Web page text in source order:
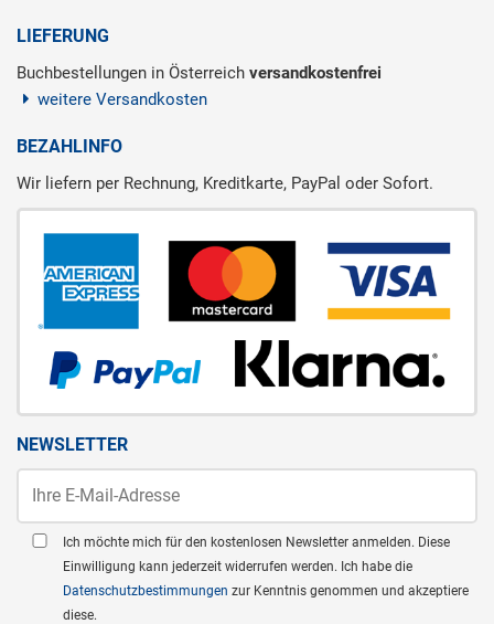
LIEFERUNG
Buchbestellungen in Österreich versandkostenfrei
weitere Versandkosten
BEZAHLINFO
Wir liefern per Rechnung, Kreditkarte, PayPal oder Sofort.
NEWSLETTER
Ich möchte mich für den kostenlosen Newsletter anmelden. Diese
Einwilligung kann jederzeit widerrufen werden. Ich habe die
Datenschutzbestimmungen zur Kenntnis genommen und akzeptiere
diese.